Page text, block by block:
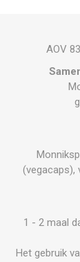
AOV
(vegacaps),
1 - 2 maal
Het gebruik